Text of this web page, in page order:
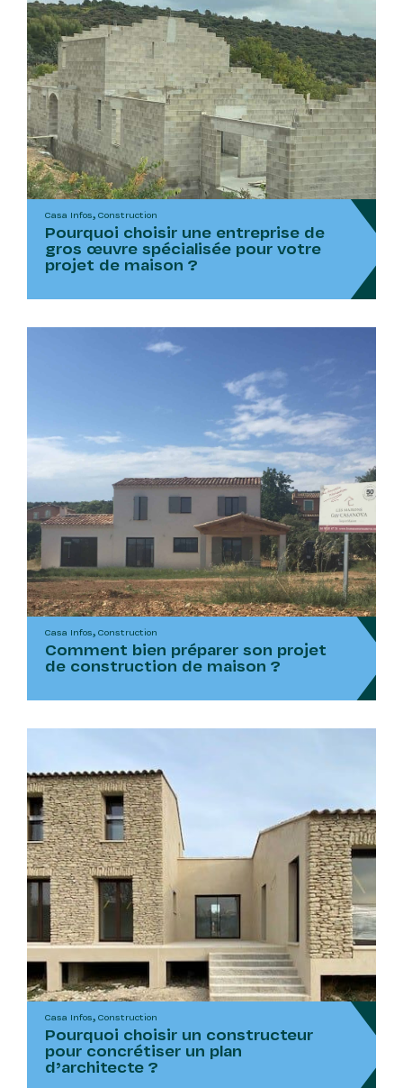
Casa Infos, Construction
Pourquoi choisir une entreprise de
gros œuvre spécialisée pour votre
projet de maison ?
Casa Infos, Construction
Comment bien préparer son projet
de construction de maison ?
Casa Infos, Construction
Pourquoi choisir un constructeur
pour concrétiser un plan
d’architecte ?